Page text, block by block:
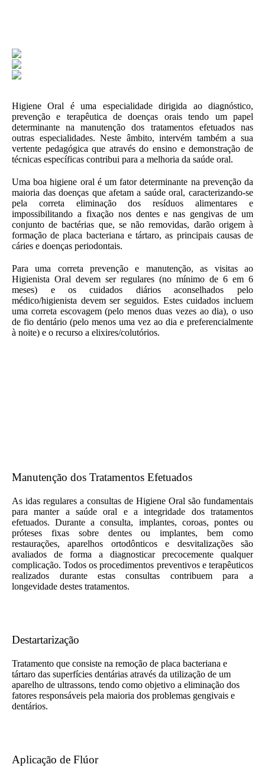
Higiene Oral é uma especialidade dirigida ao diagnóstico,
prevenção e terapêutica de doenças orais tendo um papel
determinante na manutenção dos tratamentos efetuados nas
outras especialidades. Neste âmbito, intervém também a sua
vertente pedagógica que através do ensino e demonstração de
técnicas específicas contribui para a melhoria da saúde oral.
Uma boa higiene oral é um fator determinante na prevenção da
maioria das doenças que afetam a saúde oral, caracterizando-se
pela correta eliminação dos resíduos alimentares e
impossibilitando a fixação nos dentes e nas gengivas de um
conjunto de bactérias que, se não removidas, darão origem à
formação de placa bacteriana e tártaro, as principais causas de
cáries e doenças periodontais.
Para uma correta prevenção e manutenção, as visitas ao
Higienista Oral devem ser regulares (no mínimo de 6 em 6
meses) e os cuidados diários aconselhados pelo
médico/higienista devem ser seguidos. Estes cuidados incluem
uma correta escovagem (pelo menos duas vezes ao dia), o uso
de fio dentário (pelo menos uma vez ao dia e preferencialmente
à noite) e o recurso a elixires/colutórios.
Manutenção dos Tratamentos Efetuados
As idas regulares a consultas de Higiene Oral são fundamentais
para manter a saúde oral e a integridade dos tratamentos
efetuados. Durante a consulta, implantes, coroas, pontes ou
próteses fixas sobre dentes ou implantes, bem como
restaurações, aparelhos ortodônticos e desvitalizações são
avaliados de forma a diagnosticar precocemente qualquer
complicação. Todos os procedimentos preventivos e terapêuticos
realizados durante estas consultas contribuem para a
longevidade destes tratamentos.
Destartarização
Tratamento que consiste na remoção de placa bacteriana e
tártaro das superfícies dentárias através da utilização de um
aparelho de ultrassons, tendo como objetivo a eliminação dos
fatores responsáveis pela maioria dos problemas gengivais e
dentários.
Aplicação de Flúor